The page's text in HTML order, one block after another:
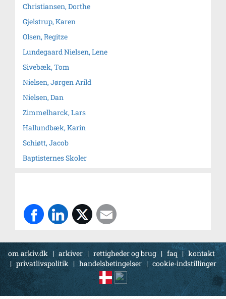
Christiansen, Dorthe
Gjelstrup, Karen
Olsen, Regitze
Lundegaard Nielsen, Lene
Sivebæk, Tom
Nielsen, Jørgen Arild
Nielsen, Dan
Zimmelharck, Lars
Hallundbæk, Karin
Schiøtt, Jacob
Baptisternes Skoler
om arkiv.dk | arkiver | rettigheder og brug | faq | kontakt
|privatlivspolitik | handelsbetingelser | cookie-indstillinger